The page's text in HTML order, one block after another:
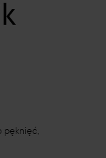
pęknięć,